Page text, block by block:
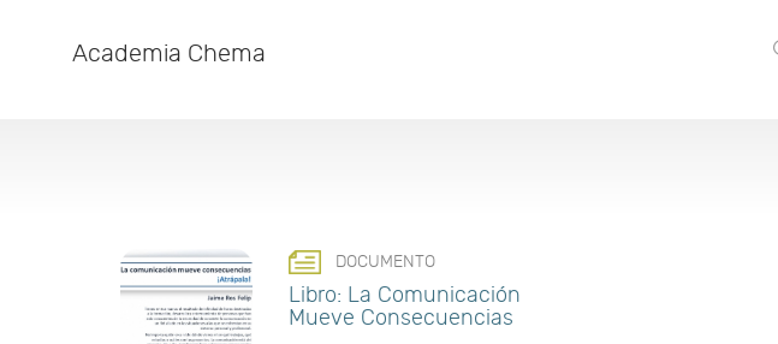
Academia Chema
DOCUMENTO
Libro: La Comunicación
Mueve Consecuencias